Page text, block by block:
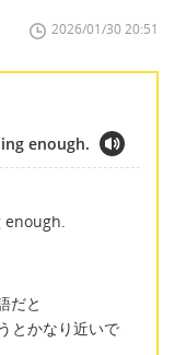
2026/01/30 20:51
enough.
enough.
だと
とかなり近いで